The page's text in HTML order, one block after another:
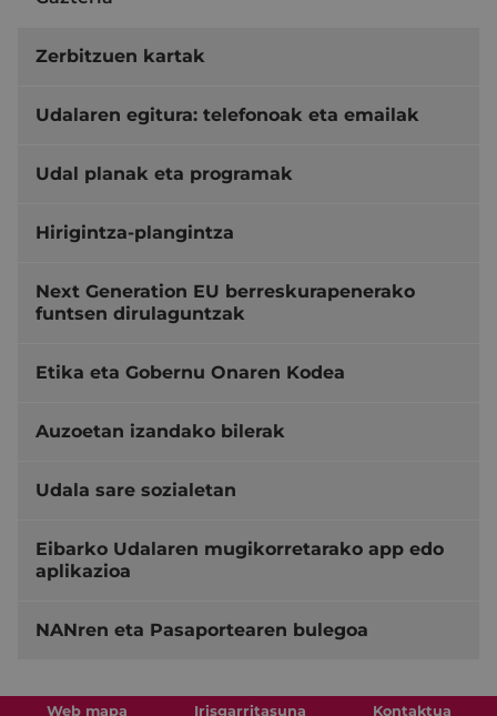
Zerbitzuen kartak
Udalaren egitura: telefonoak eta emailak
Udal planak eta programak
Hirigintza-plangintza
Next Generation EU berreskurapenerako
funtsen dirulaguntzak
Etika eta Gobernu Onaren Kodea
Auzoetan izandako bilerak
Udala sare sozialetan
Eibarko Udalaren mugikorretarako app edo
aplikazioa
NANren eta Pasaportearen bulegoa
Web mapa Irisgarritasuna Kontaktua